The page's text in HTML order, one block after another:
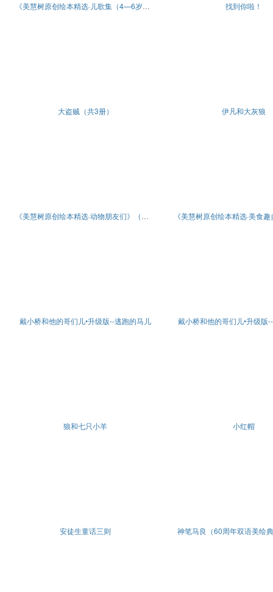
《美慧树原创绘本精选·儿歌集（4—6岁）》（全4册） 找到你啦！
大盗贼（共3册） 伊凡和大灰狼
《美慧树原创绘本精选·动物朋友们》（全5册）
戴小桥和他的哥们儿•升级版--逃跑的马儿 戴小桥和他的哥们儿•升级版
狼和七只小羊 小红帽
安徒生童话三则 神笔马良（60周年双语美绘